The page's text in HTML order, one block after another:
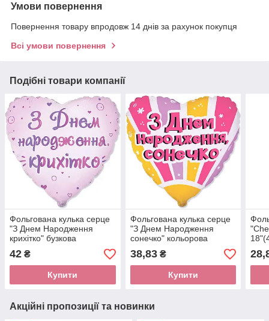
Умови повернення
Повернення товару впродовж 14 днів за рахунок покупця
Всі умови повернення
Подібні товари компанії
Фольгована кулька серце
"З Днем Народження
крихітко" бузкова
Flexmetal 18"(45см) 1шт.
42 ₴
Купити
Фольгована кулька серце
"З Днем Народження
сонечко" кольорова
Flexmetal 18"(45см) 1шт.
38,83₴
Купити
Акційні пропозиції та новинки